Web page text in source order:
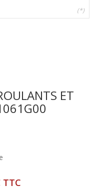
(*)
ET
TTC